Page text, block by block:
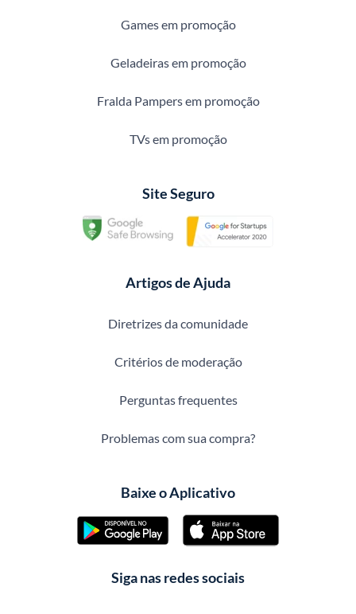
Games em promoção
Geladeiras em promoção
Fralda Pampers em promoção
TVs em promoção
Site Seguro
Artigos de Ajuda
Diretrizes da comunidade
Critérios de moderação
Perguntas frequentes
Problemas com sua compra?
Baixe o Aplicativo
Siga nas redes sociais